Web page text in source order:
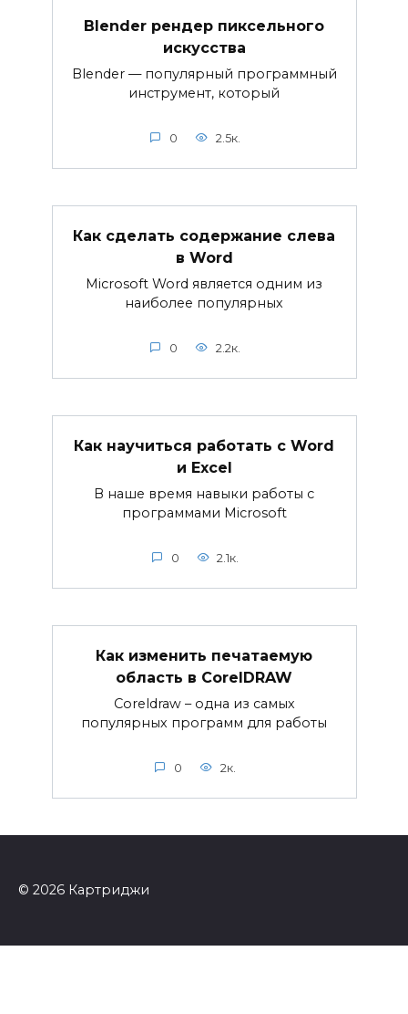
Blender рендер пиксельного
искусства
Blender — популярный программный
инструмент, который
0 2.5к.
Как сделать содержание слева
в Word
Microsoft Word является одним из
наиболее популярных
0 2.2к.
Как научиться работать с Word
и Excel
В наше время навыки работы с
программами Microsoft
0 2.1к.
Как изменить печатаемую
область в CorelDRAW
Coreldraw – одна из самых
популярных программ для работы
0 2к.
© 2026 Картриджи